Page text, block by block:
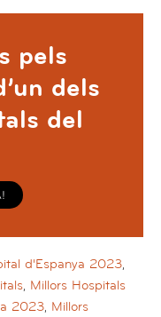
pels
dels
del
d'Espanya 2023,
, Millors Hospitals
2023, Millors